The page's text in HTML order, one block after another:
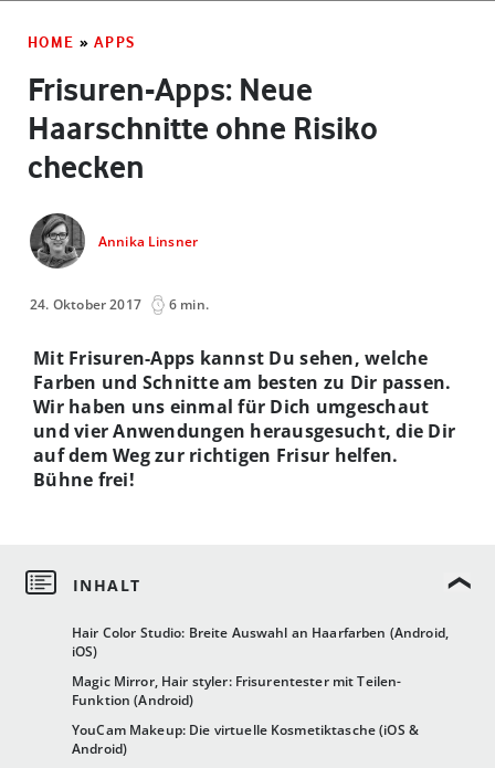
HOME » APPS
Frisuren-Apps: Neue
Haarschnitte ohne Risiko
checken
Annika Linsner
24. Oktober 2017 6 min.
Hair Color Studio: Breite Auswahl an Haarfarben (Android,
iOS)
Magic Mirror, Hair styler: Frisurentester mit Teilen-
Funktion (Android)
YouCam Makeup: Die virtuelle Kosmetiktasche (iOS &
Android)
Mit Frisuren-Apps kannst Du sehen, welche
Farben und Schnitte am besten zu Dir passen.
Wir haben uns einmal für Dich umgeschaut
und vier Anwendungen herausgesucht, die Dir
auf dem Weg zur richtigen Frisur helfen.
Bühne frei!